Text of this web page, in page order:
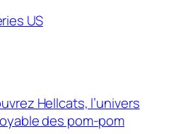
US
Hellcats, l’univers
des pom-pom